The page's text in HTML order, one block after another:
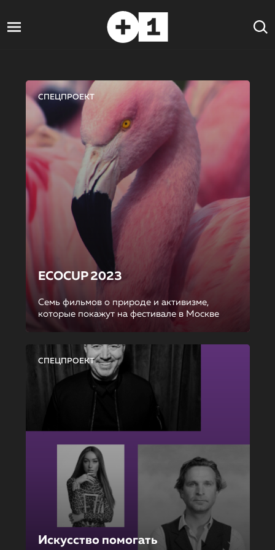
СПЕЦПРОЕКТ
ECOCUP 2023
Семь фильмов о природе и активизме,
которые покажут на фестивале в Москве
СПЕЦПРОЕКТ
Искусство помогать